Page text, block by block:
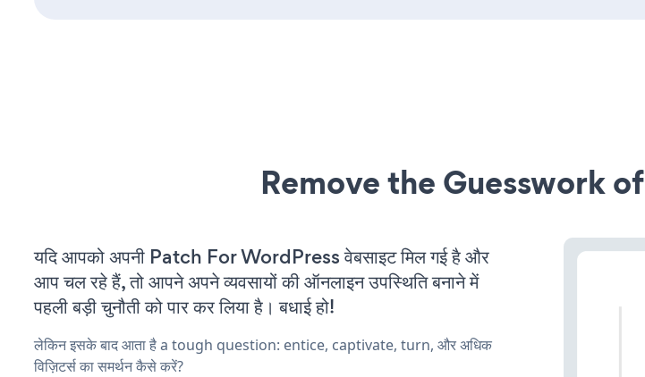
Remove the Guesswork
यदि आपको अपनी Patch For WordPress वेबसाइट मिल गई है और
आप चल रहे हैं, तो आपने अपने व्यवसायों की ऑनलाइन उपस्थिति बनाने में
पहली बड़ी चुनौती को पार कर लिया है। बधाई हो!
लेकिन इसके बाद आता है a tough question: entice, captivate, turn, और अधिक
विज़िटर्स का समर्थन कैसे करें?